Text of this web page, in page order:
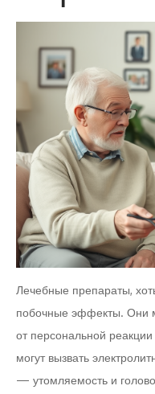
Лечебные препараты,
побочные эффекты. Они
от персональной
могут вызвать
— утомляемость и